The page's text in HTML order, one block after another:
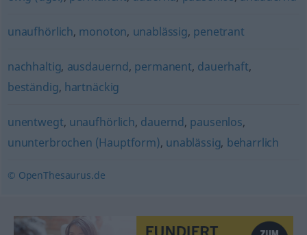
unaufhörlich, monoton, unablässig, penetrant
nachhaltig, ausdauernd, permanent, dauerhaft,
beständig, hartnäckig
unentwegt, unaufhörlich, dauernd, pausenlos,
ununterbrochen (Hauptform), unablässig, beharrlich
© OpenThesaurus.de